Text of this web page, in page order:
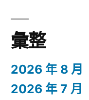
彙整
2026 年 8 月
2026 年 7 月